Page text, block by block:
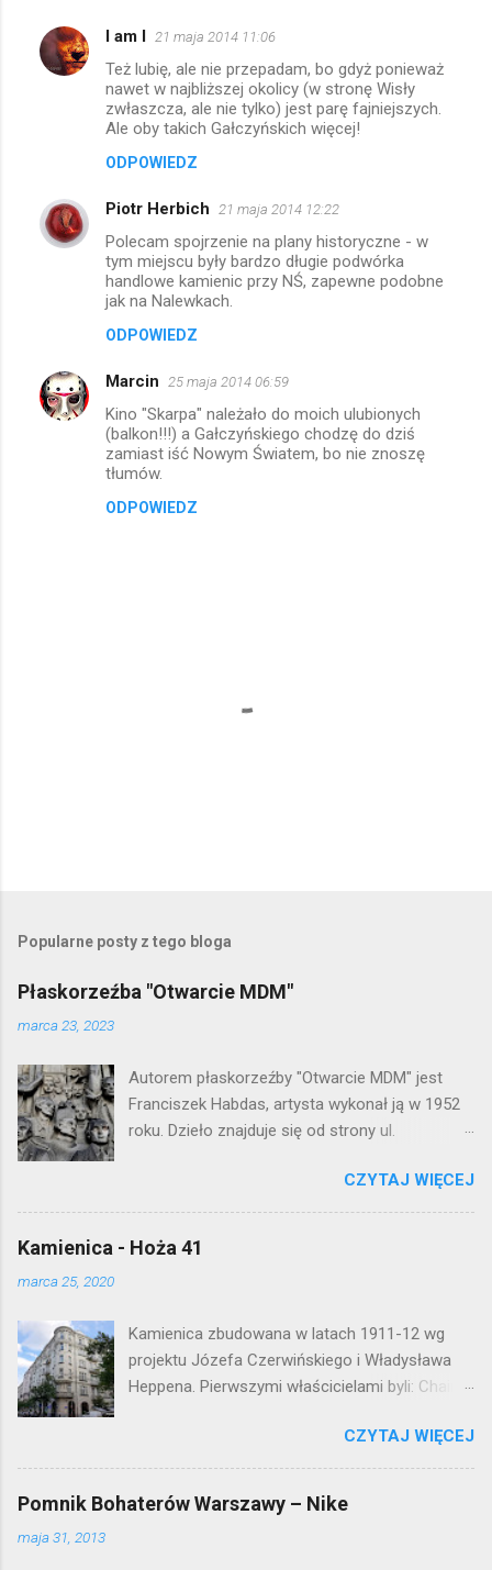
t
I am I 21 maja 2014 11:06
Też lubię, ale nie przepadam, bo gdyż ponieważ
nawet w najbliższej okolicy (w stronę Wisły
zwłaszcza, ale nie tylko) jest parę fajniejszych.
Ale oby takich Gałczyńskich więcej!
ODPOWIEDZ
Piotr Herbich 21 maja 2014 12:22
Polecam spojrzenie na plany historyczne - w
tym miejscu były bardzo długie podwórka
handlowe kamienic przy NŚ, zapewne podobne
jak na Nalewkach.
ODPOWIEDZ
Marcin 25 maja 2014 06:59
Kino "Skarpa" należało do moich ulubionych
(balkon!!!) a Gałczyńskiego chodzę do dziś
zamiast iść Nowym Światem, bo nie znoszę
tłumów.
ODPOWIEDZ
e
i
j
o
m
e
n
t
a
Popularne posty z tego bloga
Płaskorzeźba "Otwarcie MDM"
marca 23, 2023
Autorem płaskorzeźby "Otwarcie MDM" jest
Franciszek Habdas, artysta wykonał ją w 1952
roku. Dzieło znajduje się od strony ul.
warszawskiej flagowej inwestycji
mieszkaniowej lat 50. Lokalizacja: Śródmieście
CZYTAJ WIĘCEJ
Kamienica - Hoża 41
marca 25, 2020
Kamienica zbudowana w latach 1911-12 wg
projektu Józefa Czerwińskiego i Władysława
Heppena. Pierwszymi właścicielami byli: Chaim
kamienica była zamieszkała przez
pracowników Elektrowni Warszawskiej. Ten
okazały budynek wyszedł bez szwanku z II
wojny światowej. Lokalizacja: Śródmieście
CZYTAJ WIĘCEJ
Pomnik Bohaterów Warszawy – Nike
maja 31, 2013